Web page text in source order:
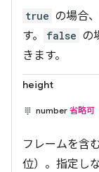
true の場合
す。
false の
きます。
height
number 省略可
フレームを含
位）。指定し